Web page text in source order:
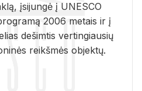
įsijungė į UNESCO
2006 metais ir į
dešimtis vertingiausių
reikšmės objektų.